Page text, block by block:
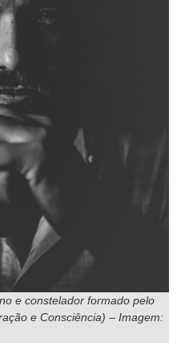
e constelador formado pelo
e Consciência) – Imagem: